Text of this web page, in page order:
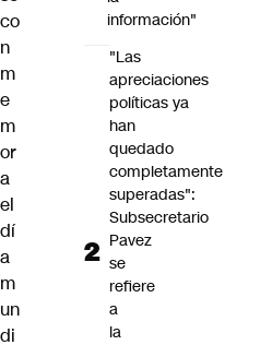
co
n
m
e
m
or
a
el
dí
a
m
un
di
información"
"Las
apreciaciones
políticas ya
han
quedado
completamente
superadas":
Subsecretario
Pavez
se
refiere
a
la